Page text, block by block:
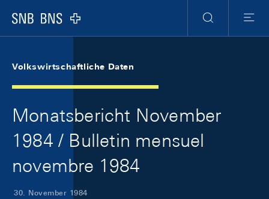
Logo
Suche
Menu
Volkswirtschaftliche Daten
Monatsbericht November
1984 / Bulletin mensuel
novembre 1984
30. November 1984